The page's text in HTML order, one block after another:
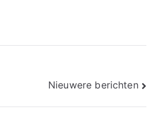
Nieuwere berichten